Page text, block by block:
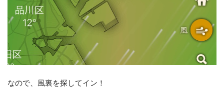
なので、風裏を探してイン！